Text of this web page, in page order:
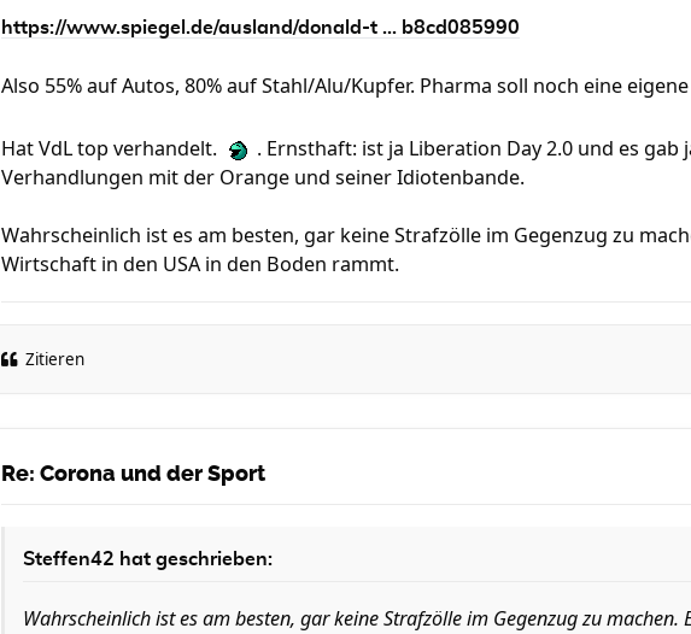
https://www.spiegel.de/ausland/donald-t ... b8cd085990
Also 55% auf Autos, 80% auf Stahl/Alu/Kupfer. Pharma soll noch eine
Hat VdL top verhandelt.
. Ernsthaft: ist ja Liberation Day 2.0 und es
Verhandlungen mit der Orange und seiner Idiotenbande.
Wahrscheinlich ist es am besten, gar keine Strafzölle im Gegenzug zu
Wirtschaft in den USA in den Boden rammt.
Zitieren
Re: Corona und der Sport
Steffen42 hat geschrieben:
Wahrscheinlich ist es am besten, gar keine Strafzölle im Gegenzug zu machen.